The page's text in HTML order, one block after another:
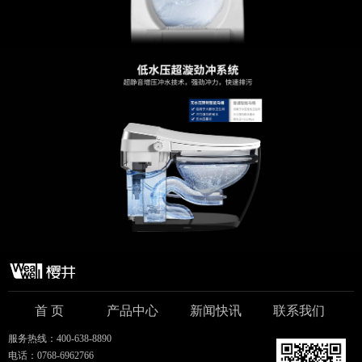
首 页 产品中心 新闻快讯 联系我们
服务热线：400-638-8890
电话：0768-6962766